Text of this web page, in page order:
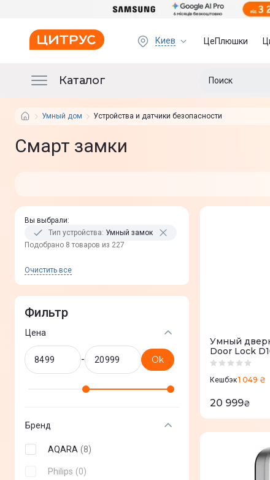
Киев ЦеПлюшки
Каталог
Умный дом Устройства и датчики безопасности
Смарт замки
Вы выбрали:
Тип устройства: Умный замок
Подобрано 8 товаров из 227
Очистить все
Фильтр
Цена
- Ok
Бренд
AQARA (8)
Philips (0)
Умный
Door Lock
Кешбэк1 049 ₴
20 999₴